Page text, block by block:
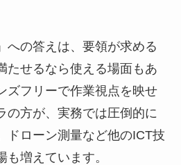
への答えは、要領が求める
たせるなら使える場面もあ
ズフリーで作業視点を映せ
の方が、実務では圧倒的に
ドローン測量など他のICT技
増えています。